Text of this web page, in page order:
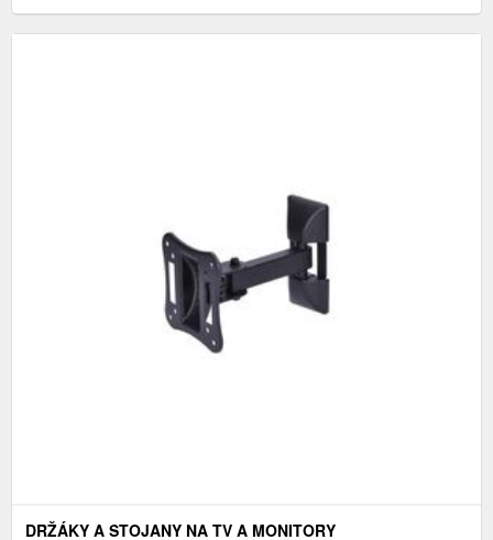
DRŽÁKY A STOJANY NA TV A MONITORY